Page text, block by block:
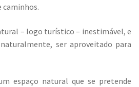
caminhos.
– logo turístico – inestimável, e
ser aproveitado para
espaço natural que se pretende